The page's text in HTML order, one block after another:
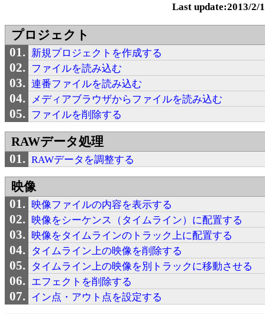
Last update:2013/2/
プロジェクト
新規プロジェクトを作成する
ファイルを読み込む
連番ファイルを読み込む
メディアブラウザからファイルを読み込む
ファイルを削除する
RAWデータ処理
RAWデータを調整する
映像
映像ファイルの内容を表示する
映像をシーケンス（タイムライン）に配置する
映像をタイムラインのトラック上に配置する
タイムライン上の映像を削除する
タイムライン上の映像を別トラックに移動させる
エフェクトを削除する
イン点・アウト点を設定する